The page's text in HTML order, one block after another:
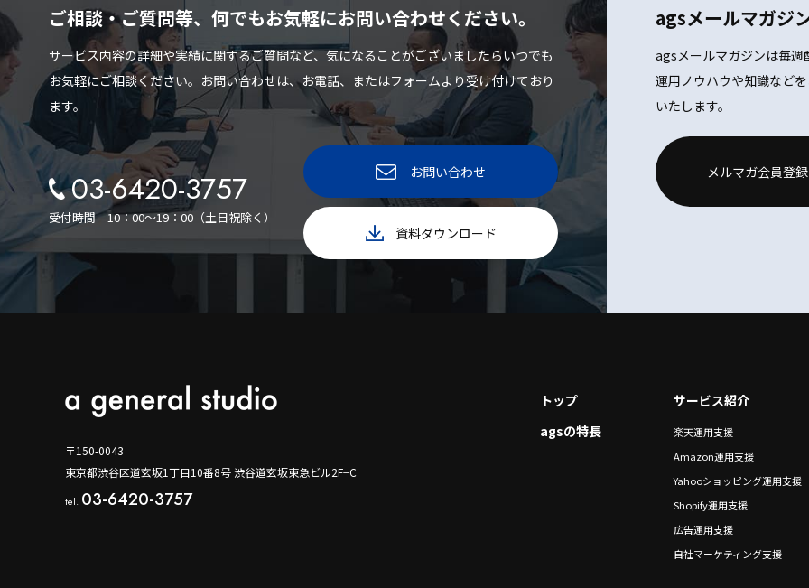
ご相談・ご質問等、何でもお気軽にお問い合わせください。
サービス内容の詳細や実績に関するご質問など、気になることがございましたらいつでも
お気軽にご相談ください。お問い合わせは、お電話、またはフォームより受け付けており
ます。
03-6420-3757
受付時間10：00〜19：00（土日祝除く）
お問い合わせ
資料ダウンロード
agsメールマガジ
agsメールマガジンは毎週
運用ノウハウや知識など
いたします。
メルマガ会員登
〒150-0043
東京都渋谷区道玄坂1丁目10番8号 渋谷道玄坂東急ビル2F−C
tel. 03-6420-3757
トップ
agsの特長
サービス紹介
楽天運用支援
Amazon運用支援
Yahooショッピング運用支援
Shopify運用支援
広告運用支援
自社マーケティング支援